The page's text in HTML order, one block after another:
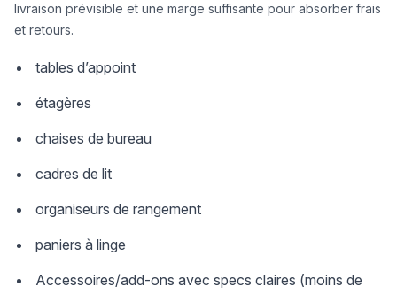
livraison prévisible et une marge suffisante pour absorber frais
et retours.
tables d’appoint
étagères
chaises de bureau
cadres de lit
organiseurs de rangement
paniers à linge
Accessoires/add-ons avec specs claires (moins de